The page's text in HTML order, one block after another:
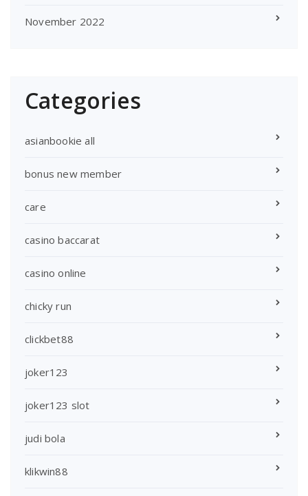
November 2022
Categories
asianbookie all
bonus new member
care
casino baccarat
casino online
chicky run
clickbet88
joker123
joker123 slot
judi bola
klikwin88